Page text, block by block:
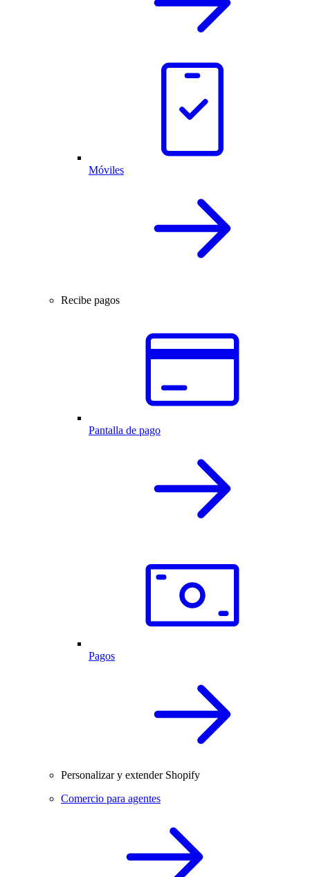
Móviles
Recibe pagos
Pantalla de pago
Pagos
Personalizar y extender Shopify
Comercio para agentes